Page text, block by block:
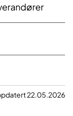
22.05.2026